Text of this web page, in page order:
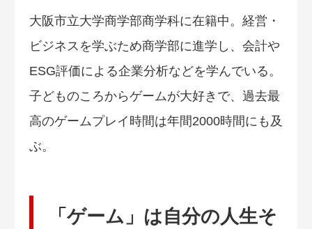
大阪市立大学商学部商学科に在籍中。経営・
ビジネスを学ぶため商学部に進学し、会計や
ESG評価による企業分析などを学んでいる。
子どものころからゲームが大好きで、過去最
高のゲームプレイ時間は年間2000時間にも及
ぶ。
「ゲーム」は自分の人生そ